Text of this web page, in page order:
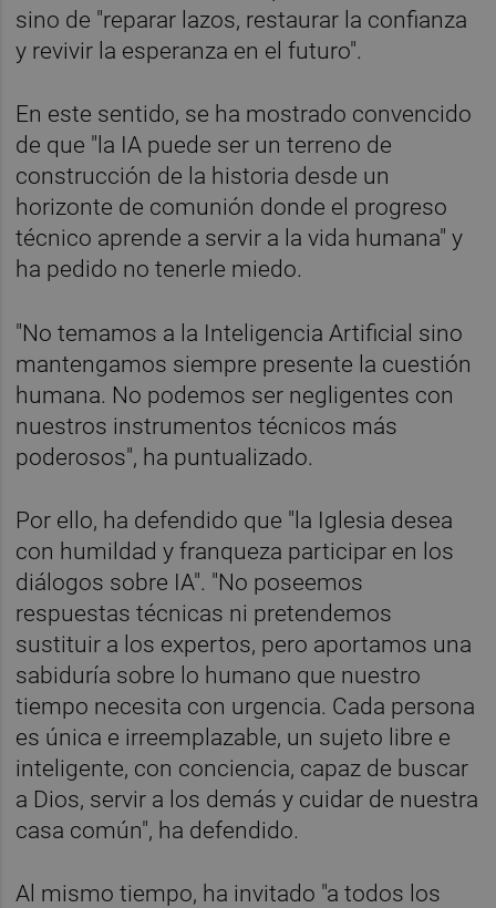
sino de "reparar lazos, restaurar la confianza
y revivir la esperanza en el futuro".
En este sentido, se ha mostrado convencido
de que "la IA puede ser un terreno de
construcción de la historia desde un
horizonte de comunión donde el progreso
técnico aprende a servir a la vida humana" y
ha pedido no tenerle miedo.
"No temamos a la Inteligencia Artificial sino
mantengamos siempre presente la cuestión
humana. No podemos ser negligentes con
nuestros instrumentos técnicos más
poderosos", ha puntualizado.
Por ello, ha defendido que "la Iglesia desea
con humildad y franqueza participar en los
diálogos sobre IA". "No poseemos
respuestas técnicas ni pretendemos
sustituir a los expertos, pero aportamos una
sabiduría sobre lo humano que nuestro
tiempo necesita con urgencia. Cada persona
es única e irreemplazable, un sujeto libre e
inteligente, con conciencia, capaz de buscar
a Dios, servir a los demás y cuidar de nuestra
casa común", ha defendido.
Al mismo tiempo, ha invitado "a todos los